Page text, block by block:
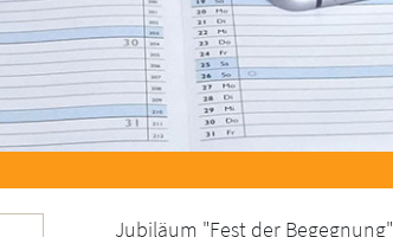
Jubiläum "Fest der Begegnung"